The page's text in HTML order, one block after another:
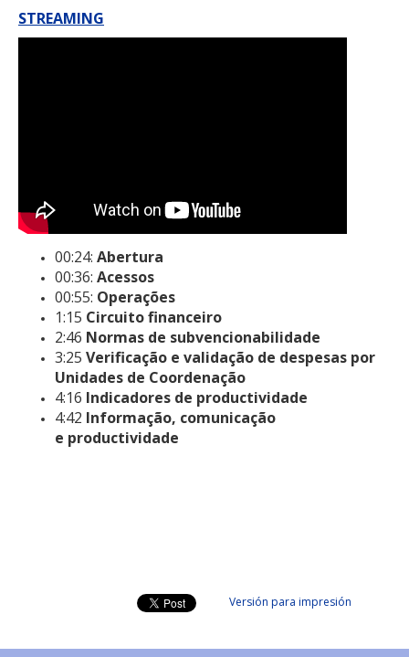
STREAMING
00:24: Abertura
00:36: Acessos
00:55: Operações
1:15 Circuito financeiro
2:46 Normas de subvencionabilidade
3:25 Verificação e validação de despesas por
Unidades de Coordenação
4:16 Indicadores de productividade
4:42 Informação, comunicação
e productividade
Versión para impresión